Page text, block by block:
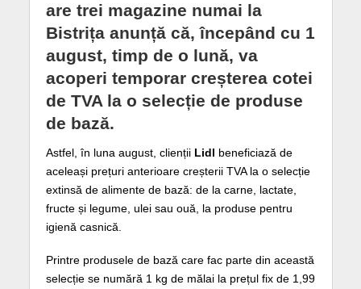
are trei magazine numai la
Bistrița anunță că, începând cu 1
august, timp de o lună, va
acoperi temporar creșterea cotei
de TVA la o selecție de produse
de bază.
Astfel, în luna august, clienții Lidl beneficiază de
aceleași prețuri anterioare creșterii TVA la o selecție
extinsă de alimente de bază: de la carne, lactate,
fructe și legume, ulei sau ouă, la produse pentru
igienă casnică.
Printre produsele de bază care fac parte din această
selecție se numără 1 kg de mălai la prețul fix de 1,99